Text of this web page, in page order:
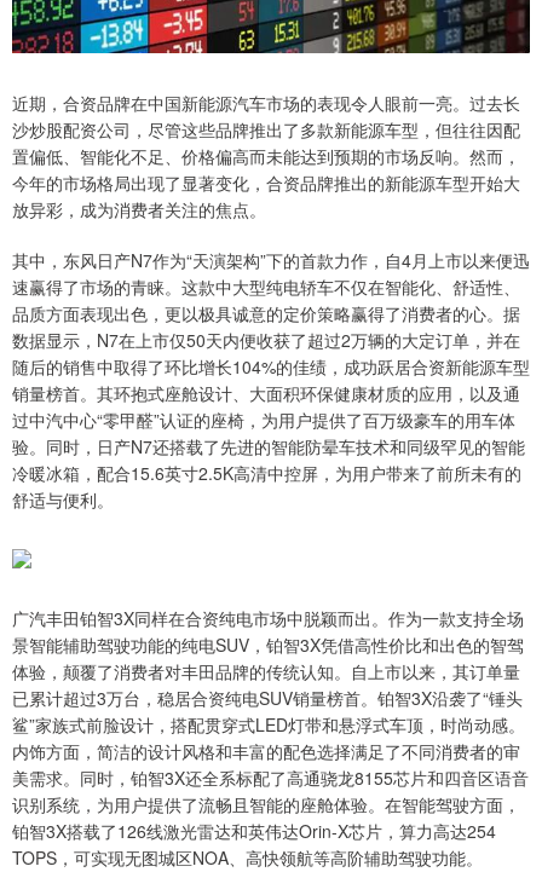
近期，合资品牌在中国新能源汽车市场的表现令人眼前一亮。过去长
沙炒股配资公司，尽管这些品牌推出了多款新能源车型，但往往因配
置偏低、智能化不足、价格偏高而未能达到预期的市场反响。然而，
今年的市场格局出现了显著变化，合资品牌推出的新能源车型开始大
放异彩，成为消费者关注的焦点。
其中，东风日产N7作为“天演架构”下的首款力作，自4月上市以来便迅
速赢得了市场的青睐。这款中大型纯电轿车不仅在智能化、舒适性、
品质方面表现出色，更以极具诚意的定价策略赢得了消费者的心。据
数据显示，N7在上市仅50天内便收获了超过2万辆的大定订单，并在
随后的销售中取得了环比增长104%的佳绩，成功跃居合资新能源车型
销量榜首。其环抱式座舱设计、大面积环保健康材质的应用，以及通
过中汽中心“零甲醛”认证的座椅，为用户提供了百万级豪车的用车体
验。同时，日产N7还搭载了先进的智能防晕车技术和同级罕见的智能
冷暖冰箱，配合15.6英寸2.5K高清中控屏，为用户带来了前所未有的
舒适与便利。
广汽丰田铂智3X同样在合资纯电市场中脱颖而出。作为一款支持全场
景智能辅助驾驶功能的纯电SUV，铂智3X凭借高性价比和出色的智驾
体验，颠覆了消费者对丰田品牌的传统认知。自上市以来，其订单量
已累计超过3万台，稳居合资纯电SUV销量榜首。铂智3X沿袭了“锤头
鲨”家族式前脸设计，搭配贯穿式LED灯带和悬浮式车顶，时尚动感。
内饰方面，简洁的设计风格和丰富的配色选择满足了不同消费者的审
美需求。同时，铂智3X还全系标配了高通骁龙8155芯片和四音区语音
识别系统，为用户提供了流畅且智能的座舱体验。在智能驾驶方面，
铂智3X搭载了126线激光雷达和英伟达Orin-X芯片，算力高达254
TOPS，可实现无图城区NOA、高快领航等高阶辅助驾驶功能。